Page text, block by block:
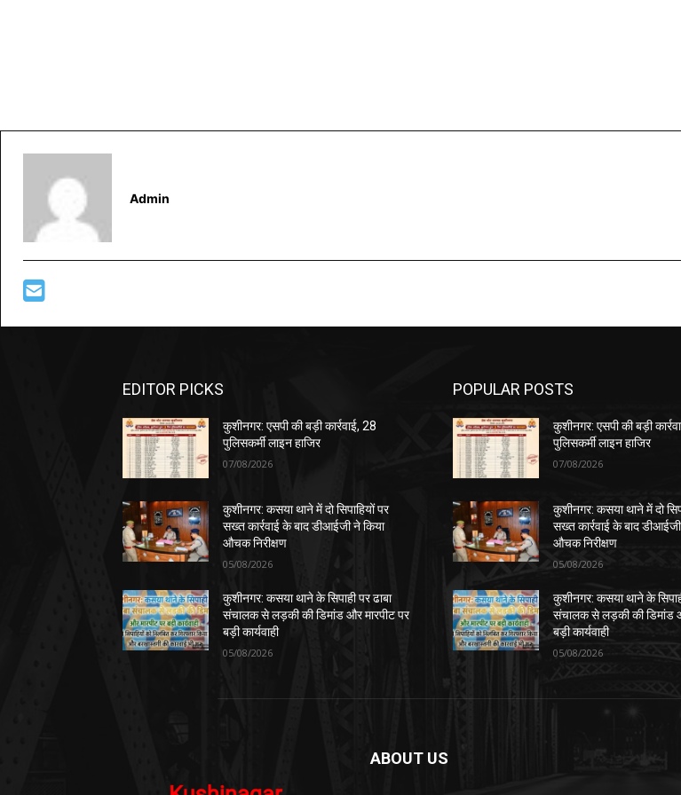
Admin
EDITOR PICKS
कुशीनगर: एसपी की बड़ी कार्रवाई, 28
पुलिसकर्मी लाइन हाजिर
07/08/2026
कुशीनगर: कसया थाने में दो सिपाहियों पर
सख्त कार्रवाई के बाद डीआईजी ने किया
औचक निरीक्षण
05/08/2026
कुशीनगर: कसया थाने के सिपाही पर ढाबा
संचालक से लड़की की डिमांड और मारपीट पर
बड़ी कार्यवाही
05/08/2026
POPULAR POSTS
कुशीनगर: एसपी की बड़ी
पुलिसकर्मी लाइन हाजिर
07/08/2026
कुशीनगर: कसया थाने में दो
सख्त कार्रवाई के बाद
औचक निरीक्षण
05/08/2026
कुशीनगर: कसया थाने के
संचालक से लड़की की डिमांड
बड़ी कार्यवाही
05/08/2026
ABOUT US